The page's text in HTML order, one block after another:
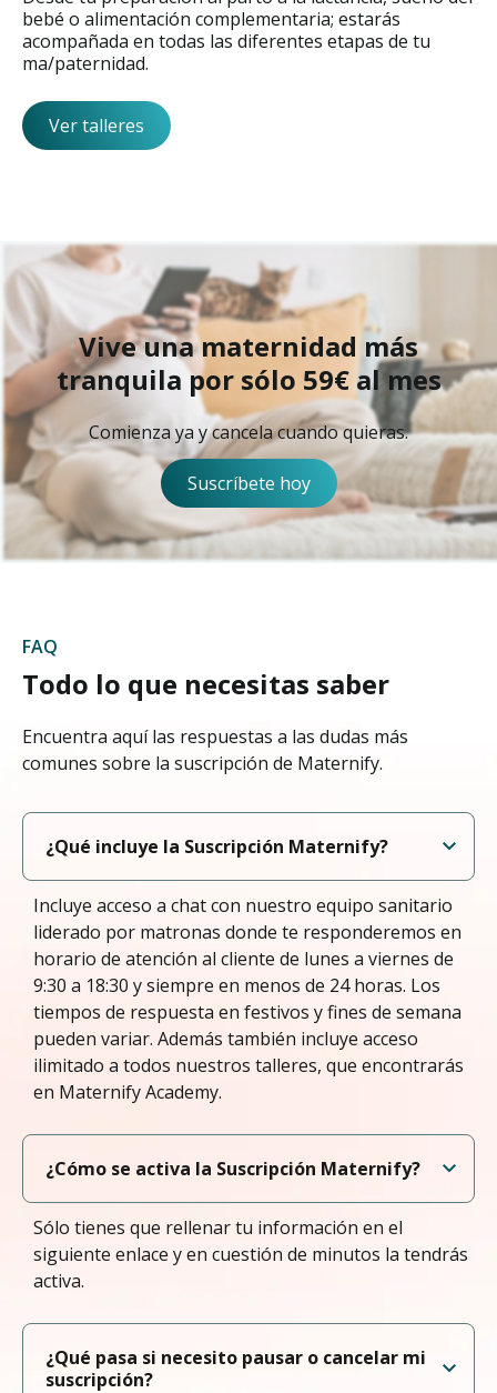
bebé o alimentación complementaria; estarás
acompañada en todas las diferentes etapas de tu
ma/paternidad.
Ver talleres
Vive una maternidad más
tranquila por sólo 59€ al mes
Comienza ya y cancela cuando quieras.
Suscríbete hoy
FAQ
Todo lo que necesitas saber
Encuentra aquí las respuestas a las dudas más
comunes sobre la suscripción de Maternify.
¿Qué incluye la Suscripción Maternify?
Incluye acceso a chat con nuestro equipo sanitario
liderado por matronas donde te responderemos en
horario de atención al cliente de lunes a viernes de
9:30 a 18:30 y siempre en menos de 24 horas. Los
tiempos de respuesta en festivos y fines de semana
pueden variar. Además también incluye acceso
ilimitado a todos nuestros talleres, que encontrarás
en Maternify Academy.
¿Cómo se activa la Suscripción Maternify?
Sólo tienes que rellenar tu información en el
siguiente enlace y en cuestión de minutos la tendrás
activa.
¿Qué pasa si necesito pausar o cancelar mi
suscripción?